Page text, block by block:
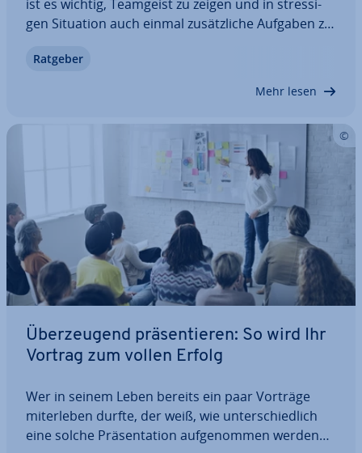
ist es wichtig, Teamgeist zu zeigen und in stres­si­
gen Situation auch einmal zu­sätz­li­che Aufgaben zu
Grenzen gewahrt werden, um auch auf lange Sicht
Ratgeber
Mehr lesen
Über­zeu­gend prä­sen­tie­ren: So wird Ihr
Vortrag zum vollen Erfolg
Wer in seinem Leben bereits ein paar Vorträge
mit­er­le­ben durfte, der weiß, wie un­ter­schied­lich
eine solche Prä­sen­ta­ti­on auf­ge­nom­men werden